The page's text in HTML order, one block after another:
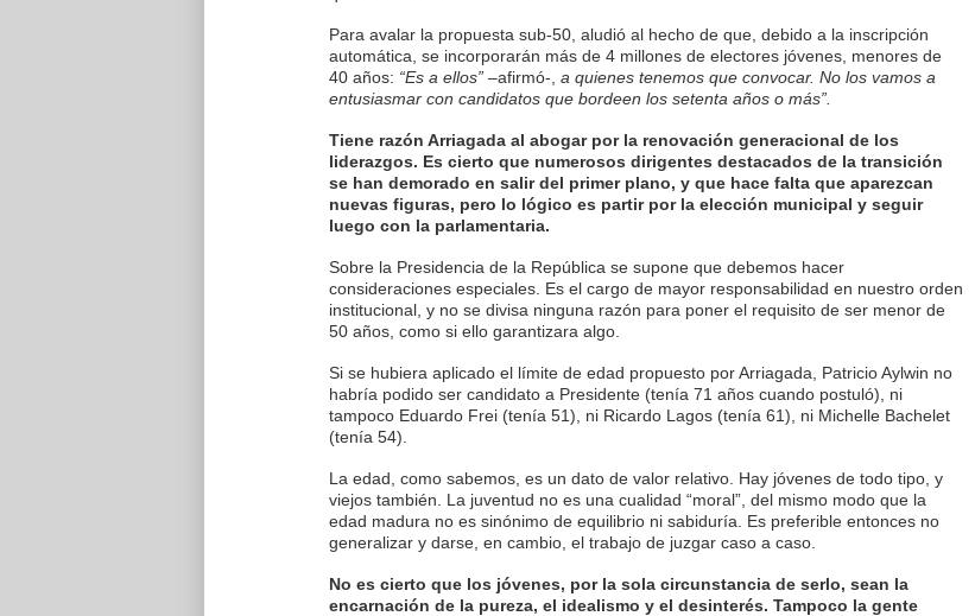
Para avalar la propuesta sub-50, aludió al hecho de que, debido a la inscripción
automática, se incorporarán más de 4 millones de electores jóvenes, menores de
40 años: “Es a ellos” –afirmó-, a quienes tenemos que convocar. No los vamos a
entusiasmar con candidatos que bordeen los setenta años o más”.
Tiene razón Arriagada al abogar por la renovación generacional de los
liderazgos. Es cierto que numerosos dirigentes destacados de la transición
se han demorado en salir del primer plano, y que hace falta que aparezcan
nuevas figuras, pero lo lógico es partir por la elección municipal y seguir
luego con la parlamentaria.
Sobre la Presidencia de la República se supone que debemos hacer
consideraciones especiales. Es el cargo de mayor responsabilidad en nuestro orden
institucional, y no se divisa ninguna razón para poner el requisito de ser menor de
50 años, como si ello garantizara algo.
Si se hubiera aplicado el límite de edad propuesto por Arriagada, Patricio Aylwin no
habría podido ser candidato a Presidente (tenía 71 años cuando postuló), ni
tampoco Eduardo Frei (tenía 51), ni Ricardo Lagos (tenía 61), ni Michelle Bachelet
(tenía 54).
La edad, como sabemos, es un dato de valor relativo. Hay jóvenes de todo tipo, y
viejos también. La juventud no es una cualidad “moral”, del mismo modo que la
edad madura no es sinónimo de equilibrio ni sabiduría. Es preferible entonces no
generalizar y darse, en cambio, el trabajo de juzgar caso a caso.
No es cierto que los jóvenes, por la sola circunstancia de serlo, sean la
encarnación de la pureza, el idealismo y el desinterés. Tampoco la gente